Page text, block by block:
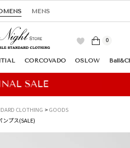
MENS
0
CORCOVADO OSLOW
CLOTHING
GOODS
ンプス(SALE)